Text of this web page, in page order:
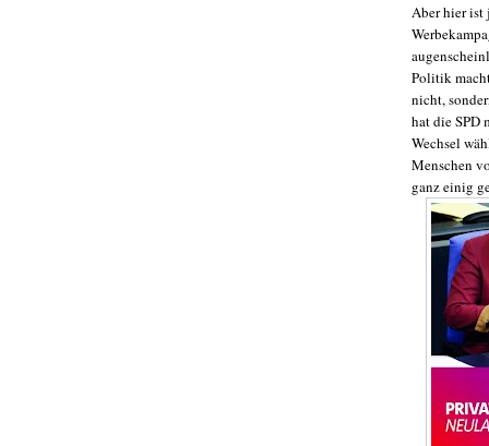
Aber hier ist
Politik
nicht,
hat die SPD
Wechsel
Menschen
ganz einig